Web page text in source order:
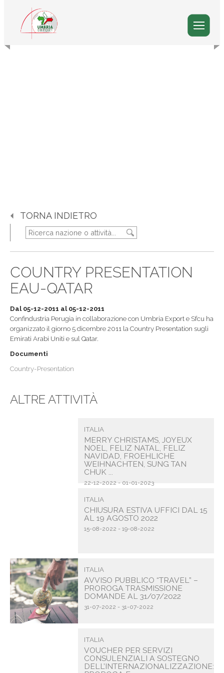
TORNA INDIETRO
COUNTRY PRESENTATION
EAU-QATAR
Dal 05-12-2011 al 05-12-2011
Confindustria Perugia in collaborazione con Umbria Export e Sfcu ha
organizzato il giorno 5 dicembre 2011 la Country Presentation sugli
Emirati Arabi Uniti e sul Qatar.
Documenti
Country-Presentation
ALTRE ATTIVITÀ
ITALIA
MERRY CHRISTAMS, JOYEUX
NOEL, FELIZ NATAL, FELIZ
NAVIDAD, FROEHLICHE
WEIHNACHTEN, SUNG TAN
CHUK ...
22-12-2022 - 01-01-2023
ITALIA
CHIUSURA ESTIVA UFFICI DAL 15
AL 19 AGOSTO 2022
15-08-2022 - 19-08-2022
ITALIA
AVVISO PUBBLICO “TRAVEL” –
PROROGA TRASMISSIONE
DOMANDE AL 31/07/2022
31-07-2022 - 31-07-2022
ITALIA
VOUCHER PER SERVIZI
CONSULENZIALI A SOSTEGNO
DELL’INTERNAZIONALIZZAZIONE: